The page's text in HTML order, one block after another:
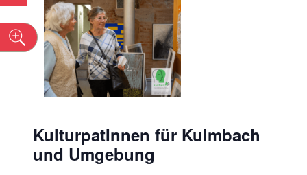
KulturpatInnen für Kulmbach
und Umgebung